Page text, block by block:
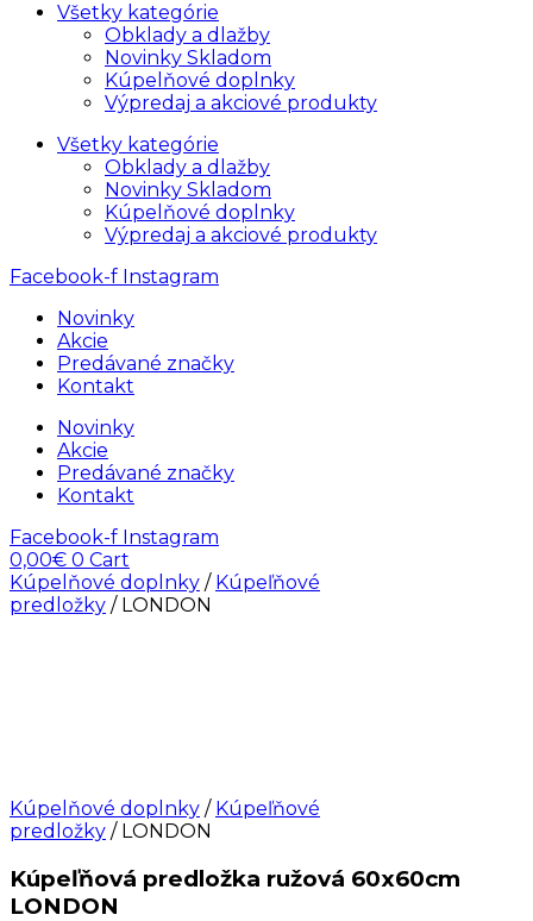
Všetky kategórie
Obklady a dlažby
Novinky Skladom
Kúpelňové doplnky
Výpredaj a akciové produkty
Všetky kategórie
Obklady a dlažby
Novinky Skladom
Kúpelňové doplnky
Výpredaj a akciové produkty
Facebook-f Instagram
Novinky
Akcie
Predávané značky
Kontakt
Novinky
Akcie
Predávané značky
Kontakt
Facebook-f Instagram
0,00€ 0 Cart
Kúpelňové doplnky / Kúpeľňové
predložky / LONDON
Kúpelňové doplnky / Kúpeľňové
predložky / LONDON
Kúpeľňová predložka ružová 60x60cm
LONDON